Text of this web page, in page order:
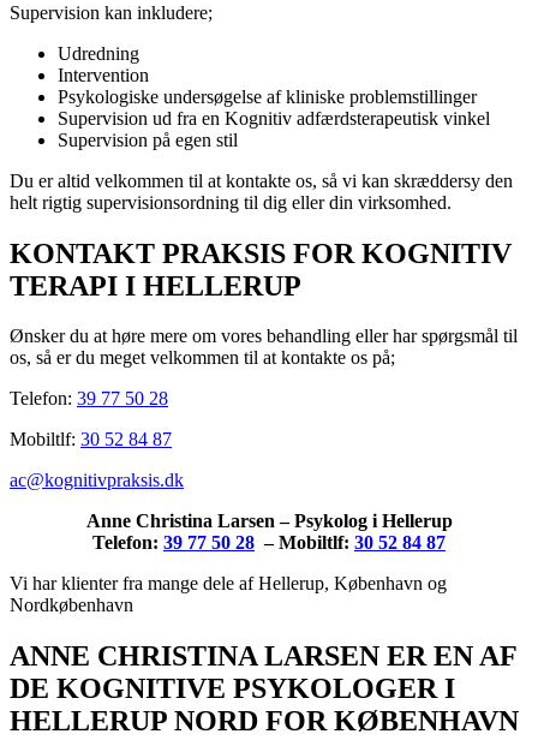
Supervision kan inkludere;
Udredning
Intervention
Psykologiske undersøgelse af kliniske problemstillinger
Supervision ud fra en Kognitiv adfærdsterapeutisk vinkel
Supervision på egen stil
Du er altid velkommen til at kontakte os, så vi kan skræddersy den
helt rigtig supervisionsordning til dig eller din virksomhed.
KONTAKT PRAKSIS FOR KOGNITIV
TERAPI I HELLERUP
Ønsker du at høre mere om vores behandling eller har spørgsmål til
os, så er du meget velkommen til at kontakte os på;
Telefon: 39 77 50 28
Mobiltlf: 30 52 84 87
ac@kognitivpraksis.dk
Anne Christina Larsen – Psykolog i Hellerup
Telefon: 39 77 50 28 – Mobiltlf: 30 52 84 87
Vi har klienter fra mange dele af Hellerup, København og
Nordkøbenhavn
ANNE CHRISTINA LARSEN ER EN AF
DE KOGNITIVE PSYKOLOGER I
HELLERUP NORD FOR KØBENHAVN